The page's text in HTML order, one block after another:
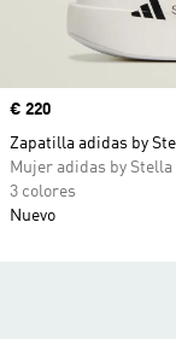
Precio
€ 220
Zapatilla adidas by
Mujer adidas by
3 colores
Nuevo